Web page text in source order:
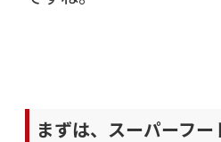
まずは、スーパーフー